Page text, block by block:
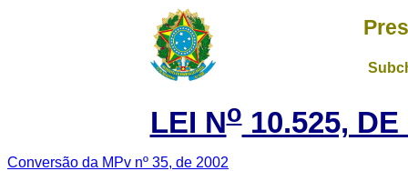
LEI No10.525, DE
Conversão da MPv nº 35, de 2002